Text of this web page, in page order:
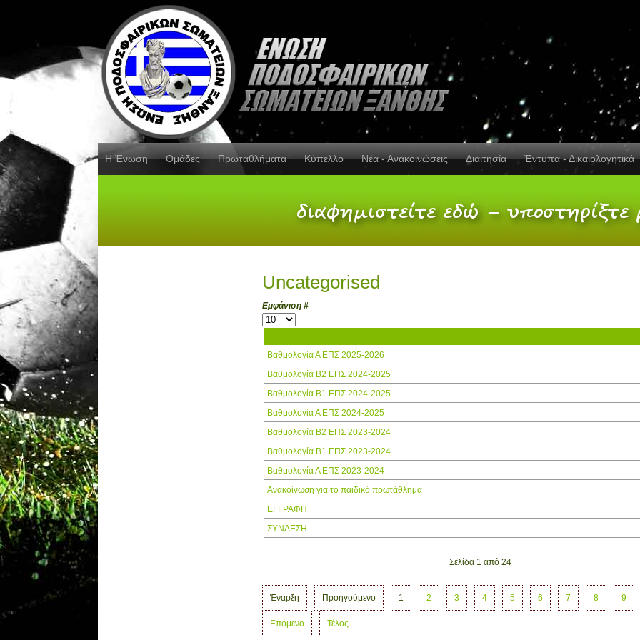
Η Ένωση Ομάδες Πρωταθλήματα Κύπελλο Νέα - Ανακοινώσεις Διαιτησία Έντυπα - Δικαιολογητικά
Uncategorised
Εμφάνιση #
Βαθμολογία Α ΕΠΣ 2025-2026
Βαθμολογία Β2 ΕΠΣ 2024-2025
Βαθμολογία Β1 ΕΠΣ 2024-2025
Βαθμολογία Α ΕΠΣ 2024-2025
Βαθμολογία Β2 ΕΠΣ 2023-2024
Βαθμολογία Β1 ΕΠΣ 2023-2024
Βαθμολογία Α ΕΠΣ 2023-2024
Ανακοίνωση για το παιδικό πρωτάθλημα
ΕΓΓΡΑΦΗ
ΣΥΝΔΕΣΗ
Σελίδα 1 από 24
Έναρξη Προηγούμενο 1 2 3 4 5 6 7 8 9
Επόμενο Τέλος